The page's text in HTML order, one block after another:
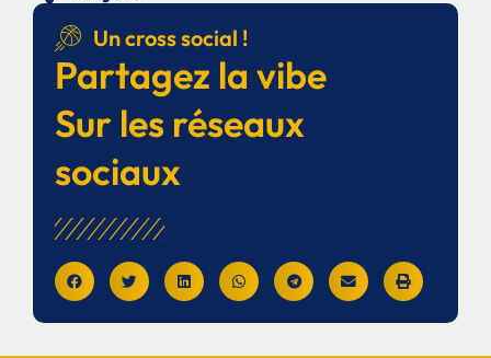
Un cross social !
Partagez la vibe
Sur les réseaux
sociaux